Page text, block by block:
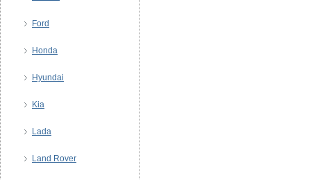
Ford
Honda
Hyundai
Kia
Lada
Land Rover